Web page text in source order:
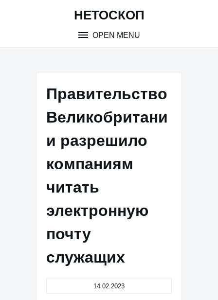
НЕТОСКОП
OPEN MENU
Правительство
Великобритани
и разрешило
компаниям
читать
электронную
почту
служащих
14.02.2023